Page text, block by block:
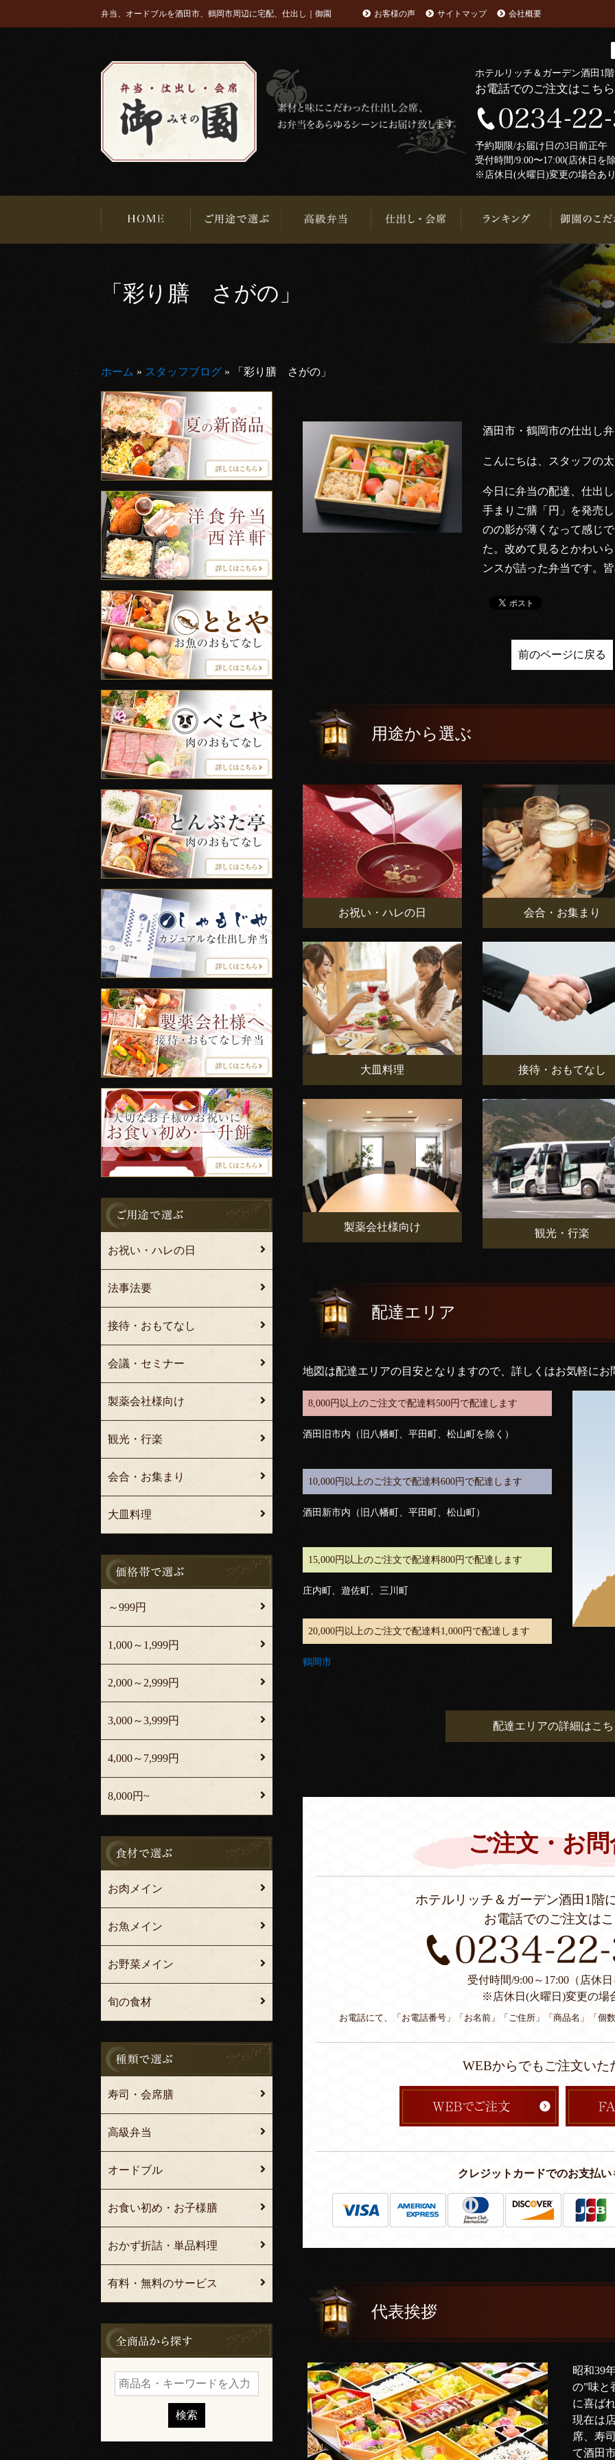
弁当、オードブルを酒田市、鶴岡市周辺に宅配、仕出し｜御園 お客様の声 サイトマップ 会社概要
ホテルリッチ＆ガーデン酒田1
お電話でのご注文はこち
予約期限/お届け日の3日前正
受付時間/9:00〜17:00(店休日を
※店休日(火曜日)変更の場合あ
「彩り膳 さがの」
ホーム » スタッフブログ » 「彩り膳 さがの」
酒田市・鶴岡市の仕出し
こんにちは、スタッフの
今日に弁当の配達、仕出
手まりご膳「円」を発売
のの影が薄くなって感じ
た。改めて見るとかわい
ンスが詰った弁当です。
前のページに戻る
用途から選ぶ
お祝い・ハレの日 会合・お集まり
大皿料理 接待・おもてなし
製薬会社様向け
観光・行楽
配達エリア
地図は配達エリアの目安となりますので、詳しくはお気軽にお
8,000円以上のご注文で配達料500円で配達します
酒田旧市内（旧八幡町、平田町、松山町を除く）
10,000円以上のご注文で配達料600円で配達します
酒田新市内（旧八幡町、平田町、松山町）
15,000円以上のご注文で配達料800円で配達します
庄内町、遊佐町、三川町
20,000円以上のご注文で配達料1,000円で配達します
鶴岡市
配達エリアの詳細はこ
ご注文・お問
ホテルリッチ＆ガーデン酒田1階
お電話でのご注文は
受付時間/9:00～17:00（店休
※店休日(火曜日)変更の場
お電話にて、「お電話番号」「お名前」「ご住所」「商品名」「個
WEBからでもご注文いた
クレジットカードでのお支払い
代表挨拶
昭和39
の”味と
に喜ば
現在は
席、寿
て酒田
お祝い・ハレの日
法事法要
接待・おもてなし
会議・セミナー
製薬会社様向け
観光・行楽
会合・お集まり
大皿料理
～999円
1,000～1,999円
2,000～2,999円
3,000～3,999円
4,000～7,999円
8,000円~
お肉メイン
お魚メイン
お野菜メイン
旬の食材
寿司・会席膳
高級弁当
オードブル
お食い初め・お子様膳
おかず折詰・単品料理
有料・無料のサービス